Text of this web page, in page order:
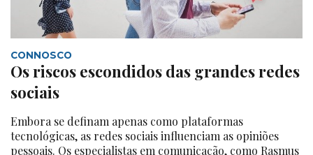
CONNOSCO
Os riscos escondidos das grandes redes
sociais
Embora se definam apenas como plataformas
tecnológicas, as redes sociais influenciam as opiniões
pessoais. Os especialistas em comunicação, como Rasmus